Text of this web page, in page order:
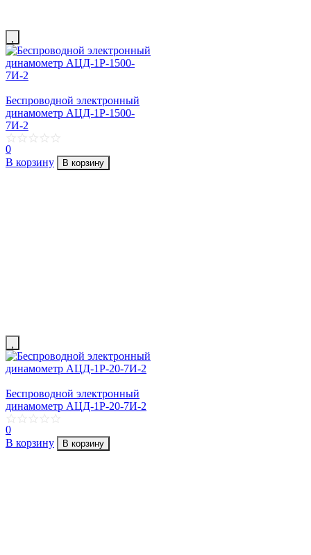
Беспроводной электронный
динамометр АЦД-1Р-1500-
7И-2
0
В корзину
В корзину
Беспроводной электронный
динамометр АЦД-1Р-20-7И-2
0
В корзину
В корзину